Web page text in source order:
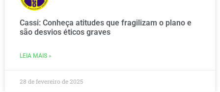
Cassi: Conheça atitudes que fragilizam o plano e
são desvios éticos graves
LEIA MAIS »
28 de fevereiro de 2025